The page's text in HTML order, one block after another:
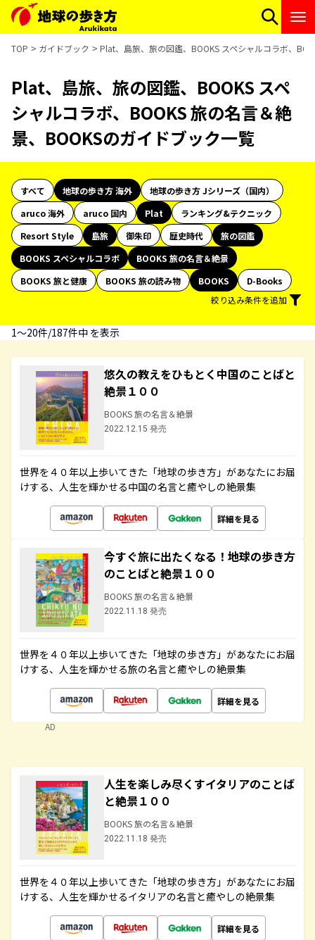
TOP ガイドブック Plat、島旅、旅の図鑑、BOOKS スペシャルコラボ、
Plat、島旅、旅の図鑑、BOOKS スペ
シャルコラボ、BOOKS 旅の名言＆絶
景、BOOKSのガイドブック一覧
すべて 地球の歩き方 海外
地球の歩き方 Jシリーズ（国内）
aruco 海外
aruco 国内 Plat
ランキング&テクニック
Resort Style
島旅 御朱印 歴史時代
旅の図鑑
BOOKS スペシャルコラボ
BOOKS 旅の名言＆絶景
BOOKS 旅と健康
BOOKS 旅の読み物 BOOKS
D-Books
絞り込み条件を追加
1〜20件/187件中 を表示
悠久の教えをひもとく中国のことばと
絶景１００
BOOKS 旅の名言＆絶景
2022.12.15 発売
世界を４０年以上歩いてきた「地球の歩き方」があなたにお届
けする、人生を輝かせる中国の名言と癒やしの絶景集
詳細を見る
今すぐ旅に出たくなる！地球の歩き方
のことばと絶景１００
BOOKS 旅の名言＆絶景
2022.11.18 発売
世界を４０年以上歩いてきた「地球の歩き方」があなたにお届
けする、人生を輝かせる旅の名言と癒やしの絶景集
詳細を見る
AD
人生を楽しみ尽くすイタリアのことば
と絶景１００
BOOKS 旅の名言＆絶景
2022.11.18 発売
世界を４０年以上歩いてきた「地球の歩き方」があなたにお届
けする、人生を輝かせるイタリアの名言と癒やしの絶景集
詳細を見る